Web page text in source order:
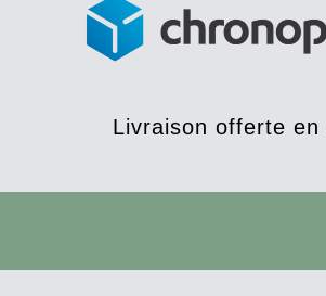
Livraison offerte en